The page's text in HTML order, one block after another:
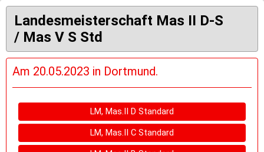
Landesmeisterschaft Mas II D-S
/ Mas V S Std
Am 20.05.2023 in Dortmund.
LM, Mas.II D Standard
LM, Mas.II C Standard